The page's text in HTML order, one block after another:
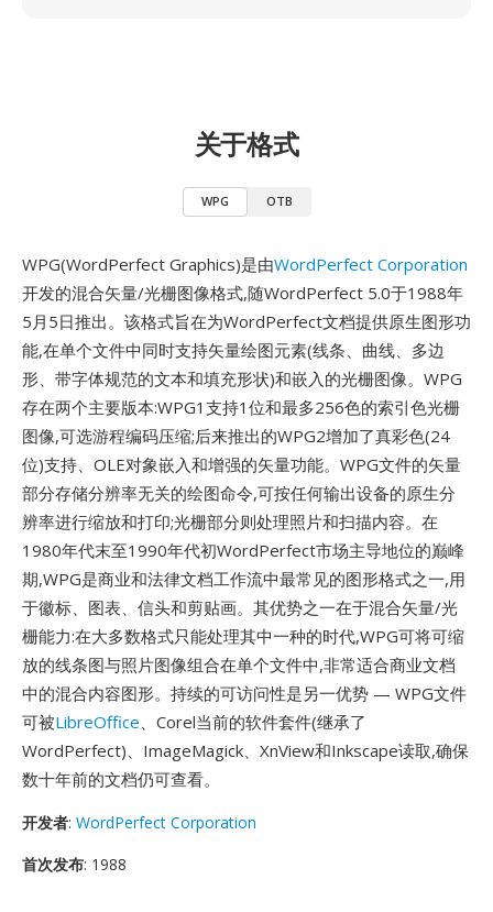
关于格式
WPG OTB
WPG(WordPerfect Graphics)是由WordPerfect Corporation
开发的混合矢量/光栅图像格式,随WordPerfect 5.0于1988年
5月5日推出。该格式旨在为WordPerfect文档提供原生图形功
能,在单个文件中同时支持矢量绘图元素(线条、曲线、多边
形、带字体规范的文本和填充形状)和嵌入的光栅图像。WPG
存在两个主要版本:WPG1支持1位和最多256色的索引色光栅
图像,可选游程编码压缩;后来推出的WPG2增加了真彩色(24
位)支持、OLE对象嵌入和增强的矢量功能。WPG文件的矢量
部分存储分辨率无关的绘图命令,可按任何输出设备的原生分
辨率进行缩放和打印;光栅部分则处理照片和扫描内容。在
1980年代末至1990年代初WordPerfect市场主导地位的巅峰
期,WPG是商业和法律文档工作流中最常见的图形格式之一,用
于徽标、图表、信头和剪贴画。其优势之一在于混合矢量/光
栅能力:在大多数格式只能处理其中一种的时代,WPG可将可缩
放的线条图与照片图像组合在单个文件中,非常适合商业文档
中的混合内容图形。持续的可访问性是另一优势 — WPG文件
可被LibreOffice、Corel当前的软件套件(继承了
WordPerfect)、ImageMagick、XnView和Inkscape读取,确保
数十年前的文档仍可查看。
开发者: WordPerfect Corporation
首次发布: 1988